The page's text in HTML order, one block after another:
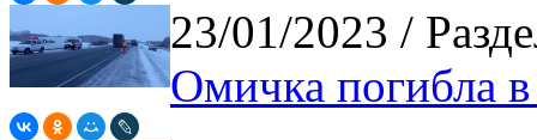
23/01/2023 /
Омичка погибла